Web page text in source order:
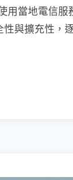
用當地電信服
與擴充性，